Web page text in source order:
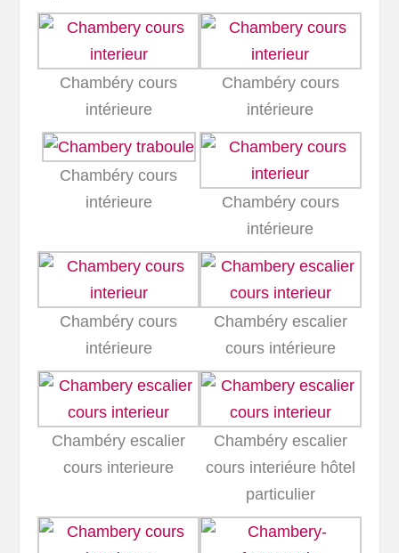
Chambéry cours
intérieure
Chambéry cours
intérieure
Chambéry cours
intérieure
Chambéry cours
intérieure
Chambéry cours
intérieure
Chambéry escalier
cours intérieure
Chambéry escalier
cours interieure
Chambéry escalier
cours interiéure hôtel
particulier